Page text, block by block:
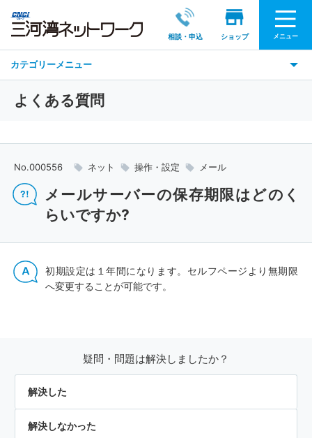
相談・申込 ショップ メニュー
カテゴリーメニュー
よくある質問
No.000556 ネット 操作・設定 メール
メールサーバーの保存期限はどのく
らいですか?
初期設定は１年間になります。セルフページより無期限
へ変更することが可能です。
疑問・問題は解決しましたか？
解決した
解決しなかった